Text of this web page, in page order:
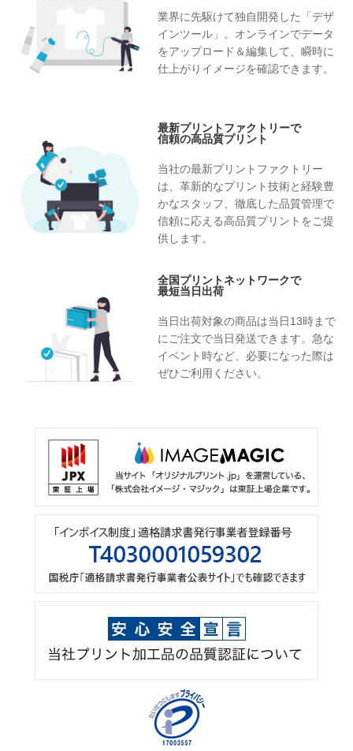
業界に先駆けて独自開発した「デザ
インツール」。オンラインでデータ
をアップロード＆編集して、瞬時に
仕上がりイメージを確認できます。
最新プリントファクトリーで
信頼の高品質プリント
当社の最新プリントファクトリー
は、革新的なプリント技術と経験豊
かなスタッフ、徹底した品質管理で
信頼に応える高品質プリントをご提
供します。
全国プリントネットワークで
最短当日出荷
当日出荷対象の商品は当日13時まで
にご注文で当日発送できます。急な
イベント時など、必要になった際は
ぜひご利用ください。